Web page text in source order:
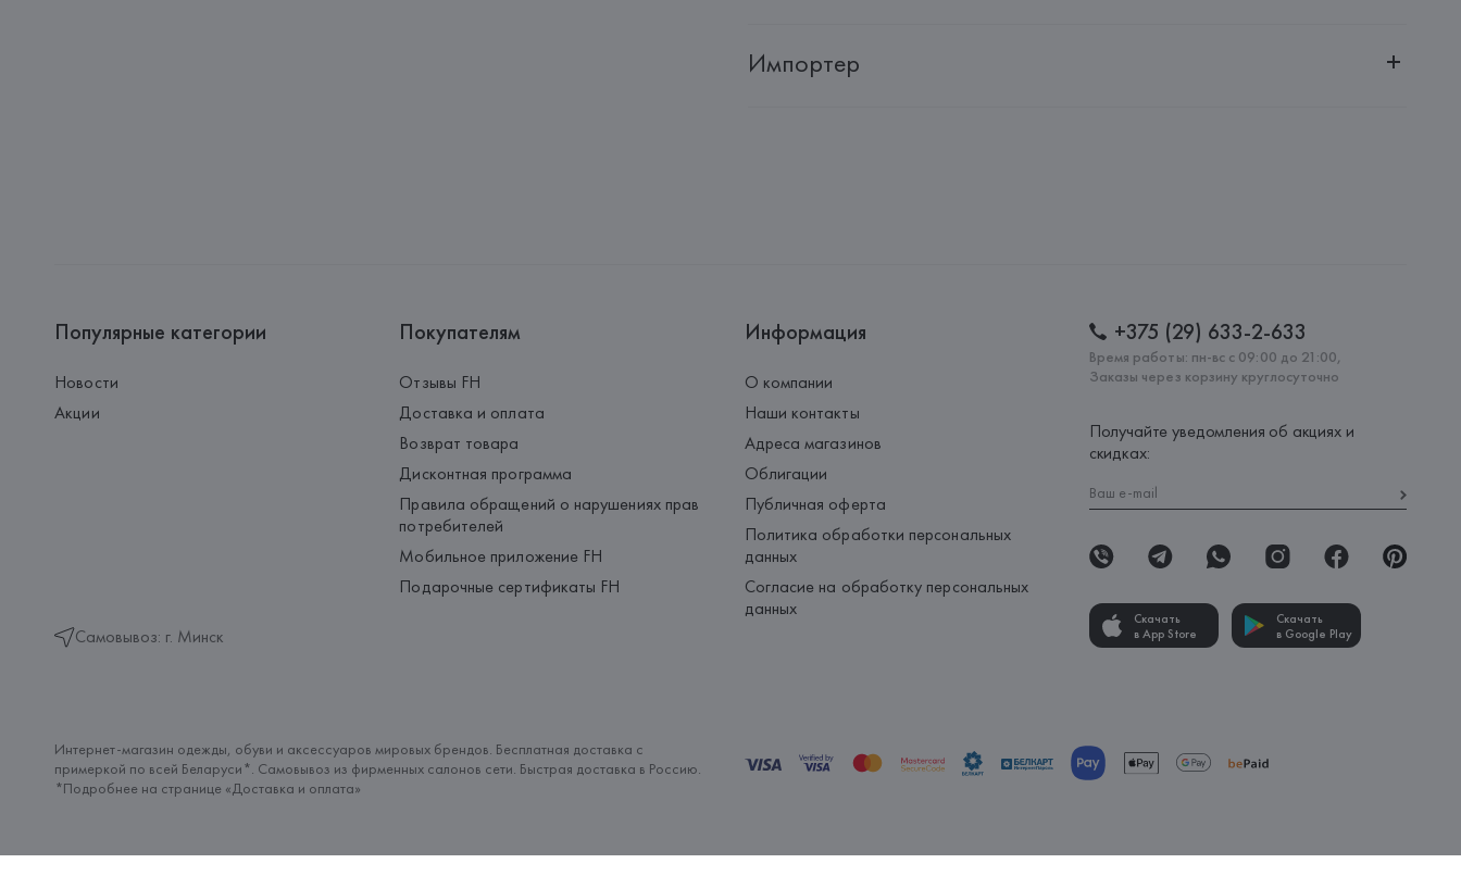
Импортер
Популярные категории
Новости
Акции
Самовывоз: г. Минск
Покупателям
Отзывы FH
Доставка и оплата
Возврат товара
Дисконтная программа
Правила обращений о нарушениях прав
потребителей
Мобильное приложение FH
Подарочные сертификаты FH
Информация
О компании
Наши контакты
Адреса магазинов
Облигации
Публичная оферта
Политика обработки персональных
данных
Согласие на обработку персональных
данных
+375 (29) 633-2-633
Время работы: пн-вс с 09:00 до 21:00,
Заказы через корзину круглосуточно
Получайте уведомления об акциях и
скидках:
Скачать
в App Store
Скачать
в Google Play
Интернет-магазин одежды, обуви и аксессуаров мировых брендов. Бесплатная доставка с
примеркой по всей Беларуси*. Самовывоз из фирменных салонов сети. Быстрая доставка в Россию.
*Подробнее на странице «Доставка и оплата»